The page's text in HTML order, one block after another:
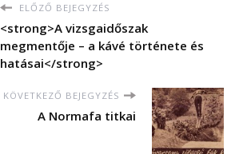
ELŐZŐ BEJEGYZÉS
<strong>A vizsgaidőszak
megmentője – a kávé története és
hatásai</strong>
KÖVETKEZŐ BEJEGYZÉS
A Normafa titkai